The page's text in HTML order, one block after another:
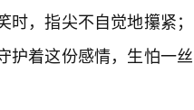
，指尖不自觉地攥紧；
护着这份感情，生怕一丝